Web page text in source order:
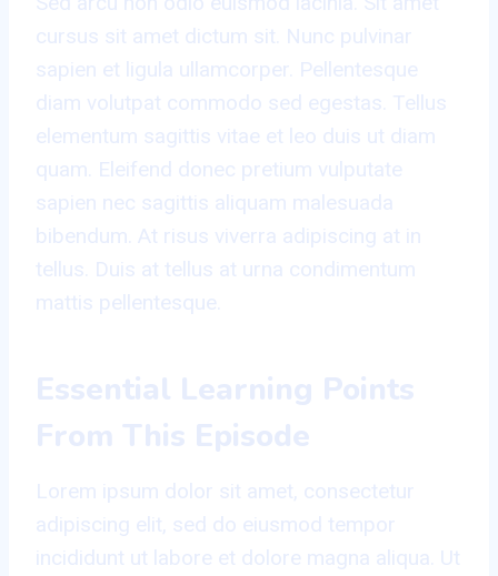
cursus sit amet dictum sit. Nunc pulvinar
sapien et ligula ullamcorper. Pellentesque
diam volutpat commodo sed egestas. Tellus
elementum sagittis vitae et leo duis ut diam
quam. Eleifend donec pretium vulputate
sapien nec sagittis aliquam malesuada
bibendum. At risus viverra adipiscing at in
tellus. Duis at tellus at urna condimentum
mattis pellentesque.
Essential Learning Points
From This Episode
Lorem ipsum dolor sit amet, consectetur
adipiscing elit, sed do eiusmod tempor
incididunt ut labore et dolore magna aliqua. Ut